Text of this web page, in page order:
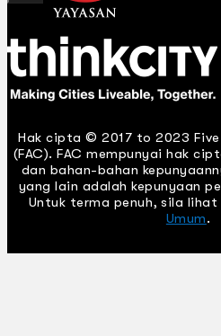
Hak cipta © 2017 to 2023
(FAC). FAC mempunyai hak
dan bahan-bahan
yang lain adalah kepunyaan
Untuk terma penuh, sila lihat
Umum.